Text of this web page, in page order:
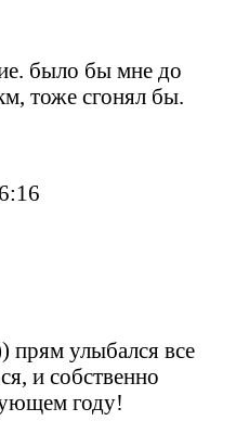
было бы мне до
тоже сгонял бы.
прям улыбался все
и собственно
году!